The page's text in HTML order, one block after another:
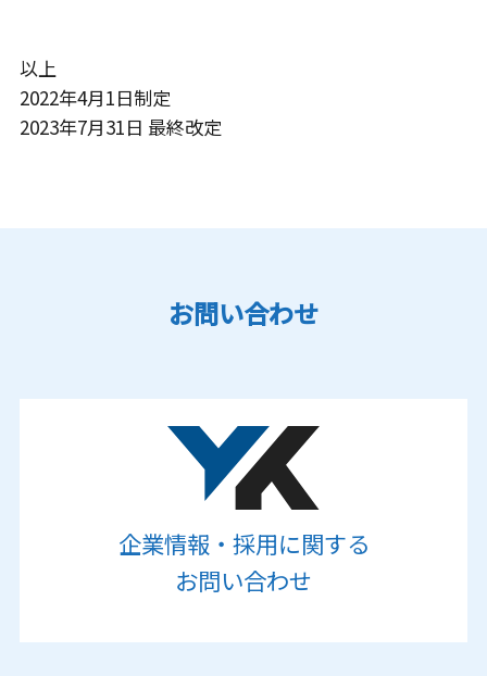
以上
2022年4月1日制定
2023年7月31日 最終改定
お問い合わせ
企業情報・採用に関する
お問い合わせ